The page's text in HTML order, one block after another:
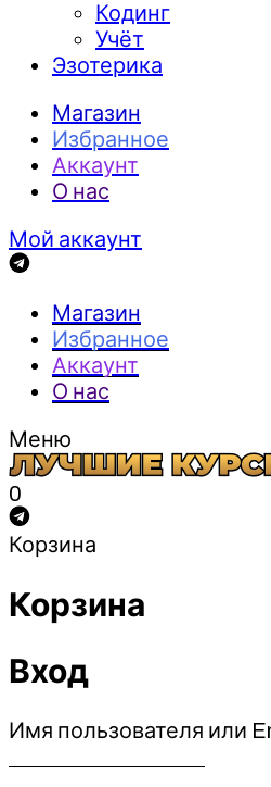
Кодинг
Учёт
Эзотерика
Магазин
Избранное
Аккаунт
О нас
Мой аккаунт
Магазин
Избранное
Аккаунт
О нас
Меню
0
Корзина
Корзина
Вход
Имя пользователя или